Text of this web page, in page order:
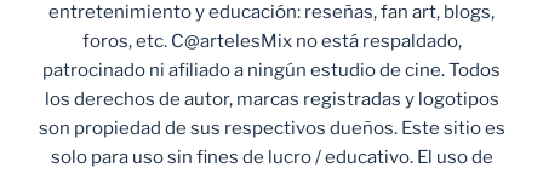
entretenimiento y educación: reseñas, fan art, blogs,
foros, etc. C@artelesMix no está respaldado,
patrocinado ni afiliado a ningún estudio de cine. Todos
los derechos de autor, marcas registradas y logotipos
son propiedad de sus respectivos dueños. Este sitio es
solo para uso sin fines de lucro / educativo. El uso de